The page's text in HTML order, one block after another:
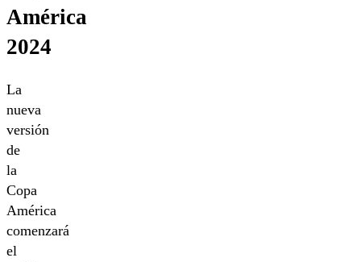
América
2024
La
nueva
versión
de
la
Copa
América
comenzará
el